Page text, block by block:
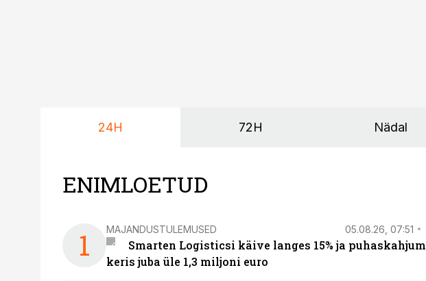
24H 72H Nädal
ENIMLOETUD
1 MAJANDUSTULEMUSED 05.08.26, 07:51
Smarten Logisticsi käive langes 15% ja puhaskahjum
keris juba üle 1,3 miljoni euro